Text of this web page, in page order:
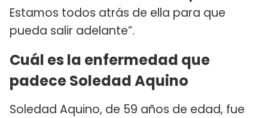
Estamos todos atrás de ella para que
pueda salir adelante”.
Cuál es la enfermedad que
padece Soledad Aquino
Soledad Aquino, de 59 años de edad, fue